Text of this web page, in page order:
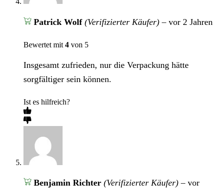
Patrick Wolf (Verifizierter Käufer) – vor 2 Jahren
Bewertet mit 4 von 5
Insgesamt zufrieden, nur die Verpackung hätte
sorgfältiger sein können.
Ist es hilfreich?
Benjamin Richter (Verifizierter Käufer) – vor